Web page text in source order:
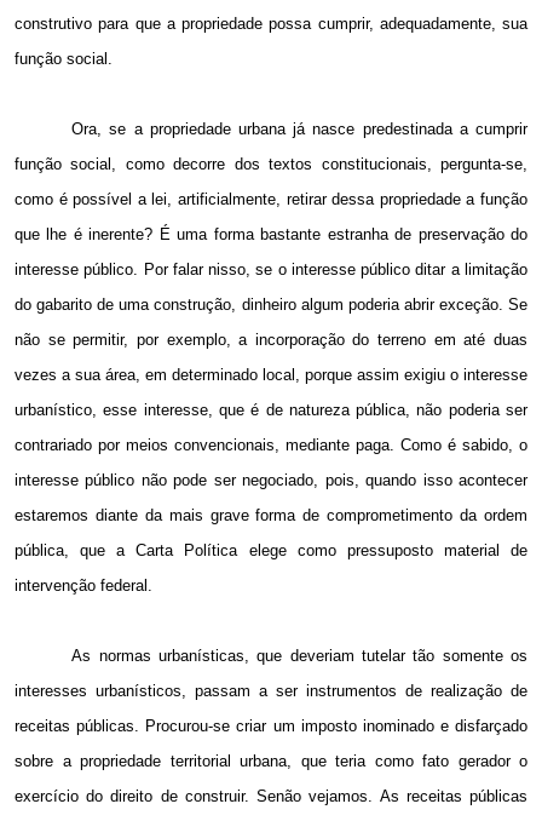
construtivo para que a propriedade possa cumprir, adequadamente, sua
função social.
Ora, se a propriedade urbana já nasce predestinada a cumprir
função social, como decorre dos textos constitucionais, pergunta-se,
como é possível a lei, artificialmente, retirar dessa propriedade a função
que lhe é inerente? É uma forma bastante estranha de preservação do
interesse público. Por falar nisso, se o interesse público ditar a limitação
do gabarito de uma construção, dinheiro algum poderia abrir exceção. Se
não se permitir, por exemplo, a incorporação do terreno em até duas
vezes a sua área, em determinado local, porque assim exigiu o interesse
urbanístico, esse interesse, que é de natureza pública, não poderia ser
contrariado por meios convencionais, mediante paga. Como é sabido, o
interesse público não pode ser negociado, pois, quando isso acontecer
estaremos diante da mais grave forma de comprometimento da ordem
pública, que a Carta Política elege como pressuposto material de
intervenção federal.
As normas urbanísticas, que deveriam tutelar tão somente os
interesses urbanísticos, passam a ser instrumentos de realização de
receitas públicas. Procurou-se criar um imposto inominado e disfarçado
sobre a propriedade territorial urbana, que teria como fato gerador o
exercício do direito de construir. Senão vejamos. As receitas públicas